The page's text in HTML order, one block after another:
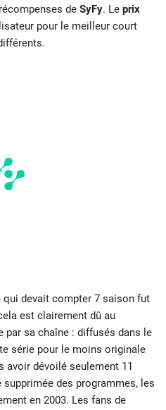
de SyFy. Le prix
pour le meilleur court
devait compter 7 saison fut
est clairement dû au
par sa chaîne : diffusés dans le
série pour le moins originale
avoir dévoilé seulement 11
des programmes, les
en 2003. Les fans de